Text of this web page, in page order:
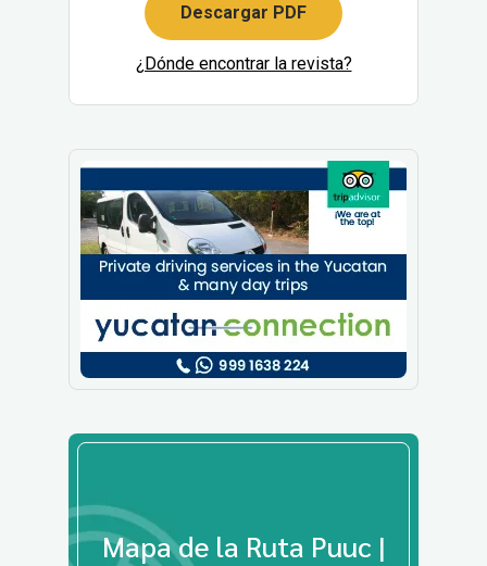
Descargar PDF
¿Dónde encontrar la revista?
Mapa de la Ruta Puuc |